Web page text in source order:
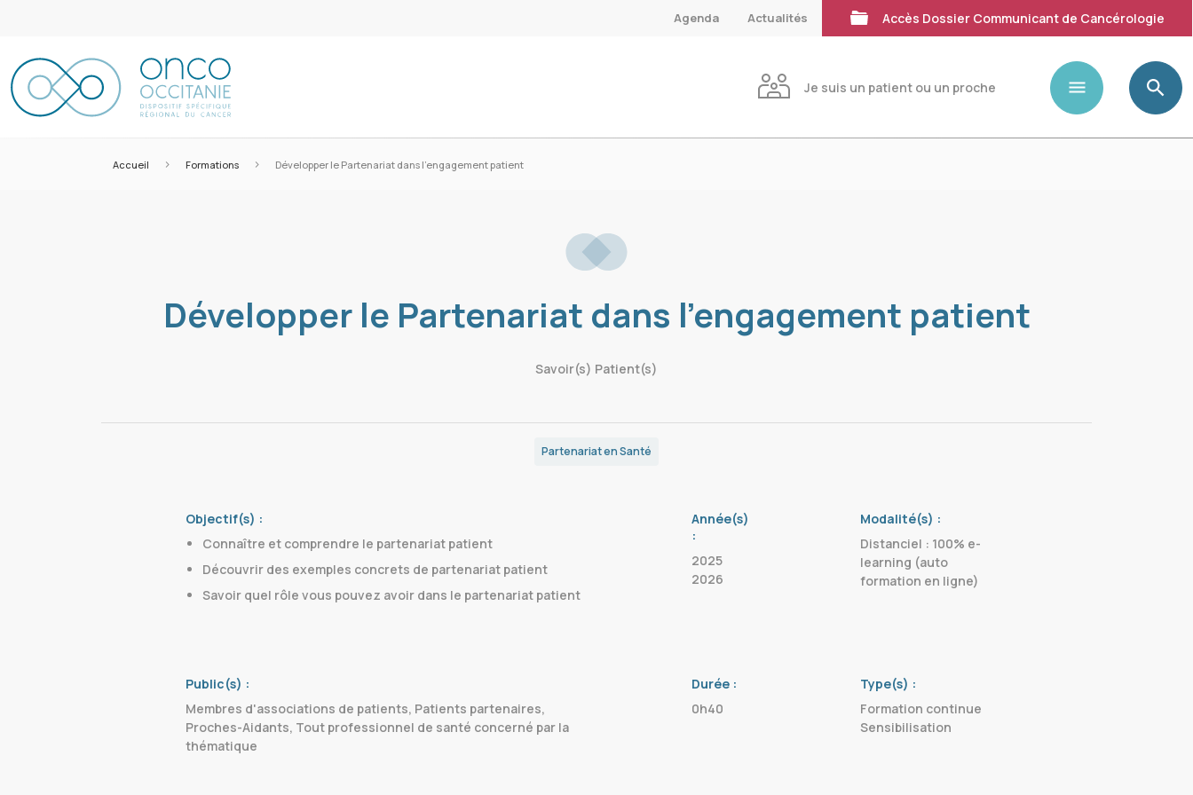
Agenda Actualités Accès Dossier Communicant de Cancérologie
Je suis un patient ou un proche
Accueil > Formations > Développer le Partenariat dans l’engagement patient
Développer le Partenariat dans l’engagement patient
Savoir(s) Patient(s)
Partenariat en Santé
Objectif(s) :
Connaître et comprendre le partenariat patient
Découvrir des exemples concrets de partenariat patient
Savoir quel rôle vous pouvez avoir dans le partenariat patient
Année(s)
:
2025
2026
Modalité(s) :
Distanciel : 100% e-
learning (auto
formation en ligne)
Public(s) :
Membres d'associations de patients, Patients partenaires,
Proches-Aidants, Tout professionnel de santé concerné par la
thématique
Durée :
0h40
Type(s) :
Formation continue
Sensibilisation